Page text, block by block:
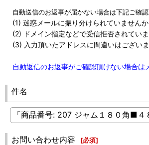
自動送信のお返事が届かない場合は下記ご確認
(1) 迷惑メールに振り分けられていませんか
(2) ドメイン指定などで受信拒否されてい
(3) 入力頂いたアドレスに間違いはござい
自動返信のお返事がご確認頂けない場合
件名
お問い合わせ内容 [必須]